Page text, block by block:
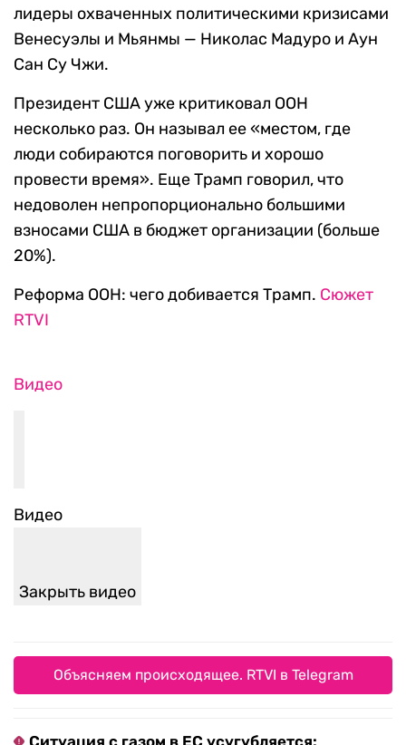
лидеры охваченных политическими кризисами
Венесуэлы и Мьянмы — Николас Мадуро и Аун
Сан Су Чжи.
Президент США уже критиковал ООН
несколько раз. Он называл ее «местом, где
люди собираются поговорить и хорошо
провести время». Еще Трамп говорил, что
недоволен непропорционально большими
взносами США в бюджет организации (больше
20%).
Реформа ООН: чего добивается Трамп. Сюжет
RTVI
Видео
Видео
Закрыть видео
Объясняем происходящее. RTVI в Telegram